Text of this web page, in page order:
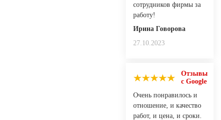
сотрудников фирмы за
работу!
Ирина Говорова
27.10.2023
Отзывы
с Google
Очень понравилось и
отношение, и качество
работ, и цена, и сроки.